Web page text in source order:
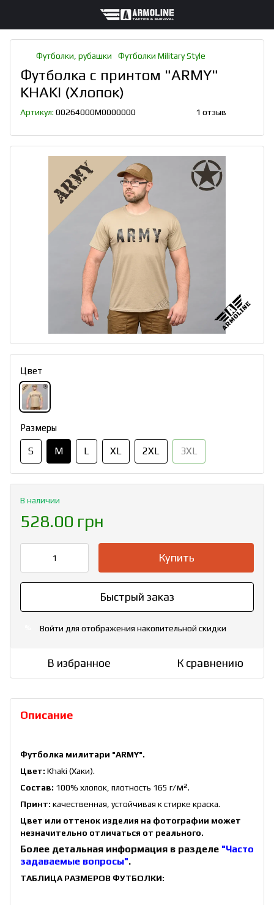
Футболки, рубашки Футболки Military Style
Футболка с принтом "ARMY"
KHAKI (Хлопок)
Артикул: 00264000M0000000 1 отзыв
Цвет
Размеры
S M L XL 2XL 3XL
В наличии
528.00 грн
Купить
Быстрый заказ
Войти для отображения накопительной скидки
В избранное К сравнению
Описание
Футболка милитари "ARMY".
Цвет: Khaki (Хаки).
Состав: 100% хлопок, плотность 165 г/м².
Принт: качественная, устойчивая к стирке краска.
Цвет или оттенок изделия на фотографии может
незначительно отличаться от реального.
Более детальная информация в разделе "Часто
задаваемые вопросы".
ТАБЛИЦА РАЗМЕРОВ ФУТБОЛКИ: